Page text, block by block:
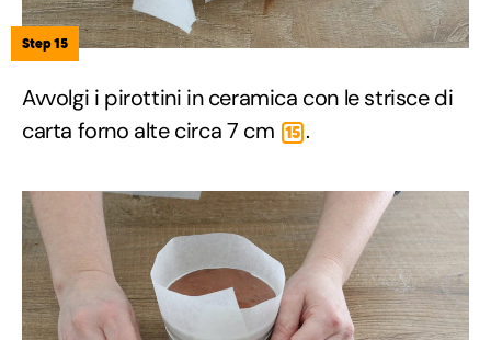
Step 15
Avvolgi i pirottini in ceramica con le strisce di
carta forno alte circa 7 cm 15 .